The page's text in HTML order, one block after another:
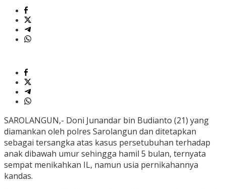
SAROLANGUN,- Doni Junandar bin Budianto (21) yang
diamankan oleh polres Sarolangun dan ditetapkan
sebagai tersangka atas kasus persetubuhan terhadap
anak dibawah umur sehingga hamil 5 bulan, ternyata
sempat menikahkan IL, namun usia pernikahannya
kandas.